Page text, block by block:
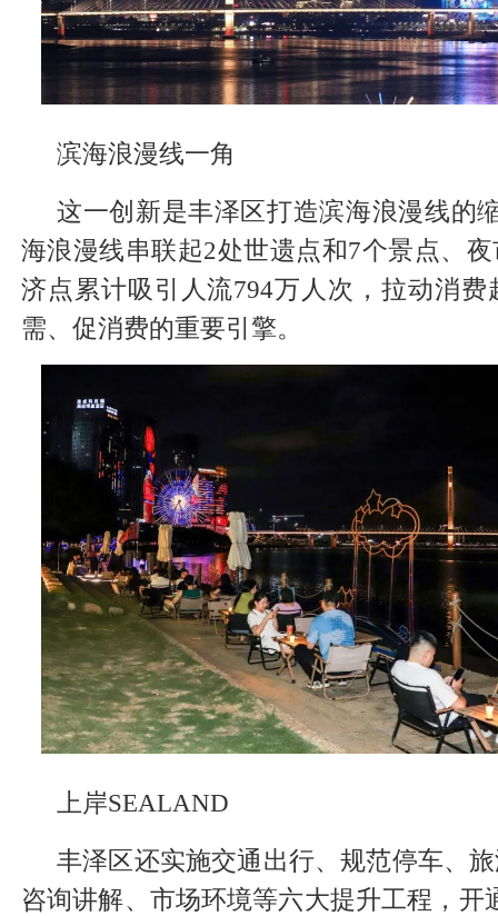
滨海浪漫线一角
这一创新是丰泽区打造滨海浪漫线的
海浪漫线串联起2处世遗点和7个景点、
济点累计吸引人流794万人次，拉动消费
需、促消费的重要引擎。
上岸SEALAND
丰泽区还实施交通出行、规范停车、
咨询讲解、市场环境等六大提升工程，开